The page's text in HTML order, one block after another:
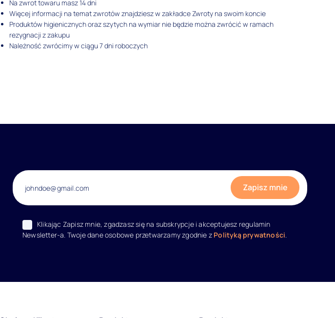
Na zwrot towaru masz 14 dni
Więcej informacji na temat zwrotów znajdziesz w zakładce Zwroty na swoim koncie
Produktów higienicznych oraz szytych na wymiar nie będzie można zwrócić w ramach
rezygnacji z zakupu
Należność zwrócimy w ciągu 7 dni roboczych
Klikając Zapisz mnie, zgadzasz się na subskrypcje i akceptujesz regulamin
Newsletter-a. Twoje dane osobowe przetwarzamy zgodnie z Polityką prywatności.